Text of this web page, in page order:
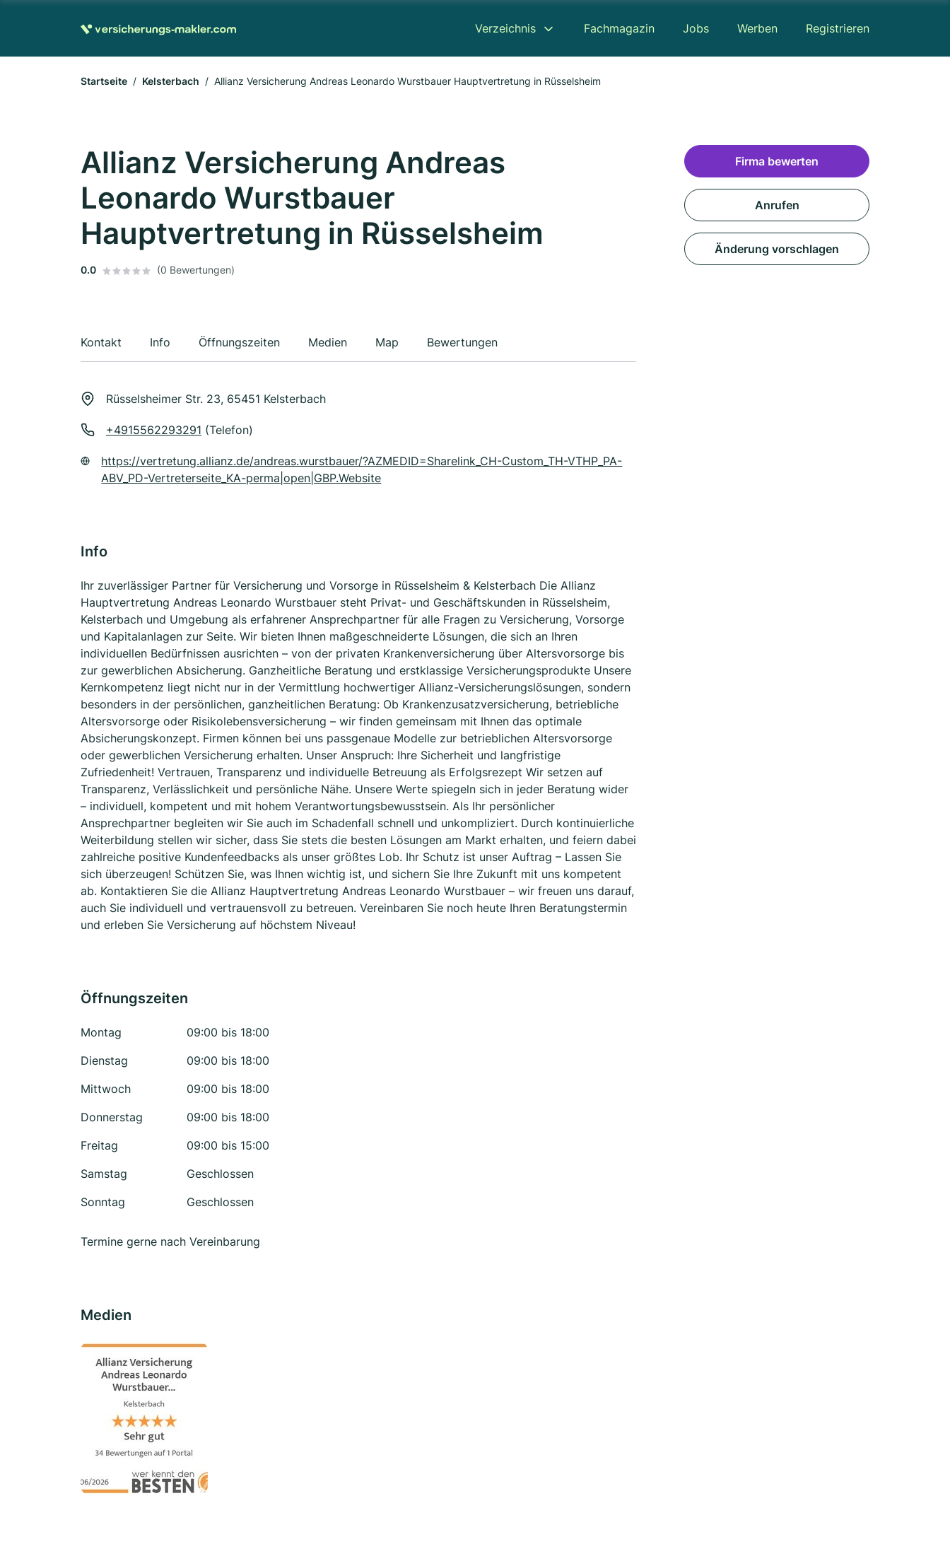
Verzeichnis Fachmagazin Jobs Werben Registrieren
Startseite Kelsterbach Allianz Versicherung Andreas Leonardo Wurstbauer Hauptvertretung in Rüsselsheim
Allianz Versicherung Andreas
Leonardo Wurstbauer
Hauptvertretung in Rüsselsheim
0.0 (0 Bewertungen)
Kontakt Info Öffnungszeiten Medien Map Bewertungen
Rüsselsheimer Str. 23, 65451 Kelsterbach
+4915562293291 (Telefon)
https://vertretung.allianz.de/andreas.wurstbauer/?AZMEDID=Sharelink_CH-Custom_TH-VTHP_PA-
ABV_PD-Vertreterseite_KA-perma|open|GBP.Website
Info
Ihr zuverlässiger Partner für Versicherung und Vorsorge in Rüsselsheim & Kelsterbach Die Allianz
Hauptvertretung Andreas Leonardo Wurstbauer steht Privat- und Geschäftskunden in Rüsselsheim,
Kelsterbach und Umgebung als erfahrener Ansprechpartner für alle Fragen zu Versicherung, Vorsorge
und Kapitalanlagen zur Seite. Wir bieten Ihnen maßgeschneiderte Lösungen, die sich an Ihren
individuellen Bedürfnissen ausrichten – von der privaten Krankenversicherung über Altersvorsorge bis
zur gewerblichen Absicherung. Ganzheitliche Beratung und erstklassige Versicherungsprodukte Unsere
Kernkompetenz liegt nicht nur in der Vermittlung hochwertiger Allianz-Versicherungslösungen, sondern
besonders in der persönlichen, ganzheitlichen Beratung: Ob Krankenzusatzversicherung, betriebliche
Altersvorsorge oder Risikolebensversicherung – wir finden gemeinsam mit Ihnen das optimale
Absicherungskonzept. Firmen können bei uns passgenaue Modelle zur betrieblichen Altersvorsorge
oder gewerblichen Versicherung erhalten. Unser Anspruch: Ihre Sicherheit und langfristige
Zufriedenheit! Vertrauen, Transparenz und individuelle Betreuung als Erfolgsrezept Wir setzen auf
Transparenz, Verlässlichkeit und persönliche Nähe. Unsere Werte spiegeln sich in jeder Beratung wider
– individuell, kompetent und mit hohem Verantwortungsbewusstsein. Als Ihr persönlicher
Ansprechpartner begleiten wir Sie auch im Schadenfall schnell und unkompliziert. Durch kontinuierliche
Weiterbildung stellen wir sicher, dass Sie stets die besten Lösungen am Markt erhalten, und feiern dabei
zahlreiche positive Kundenfeedbacks als unser größtes Lob. Ihr Schutz ist unser Auftrag – Lassen Sie
sich überzeugen! Schützen Sie, was Ihnen wichtig ist, und sichern Sie Ihre Zukunft mit uns kompetent
ab. Kontaktieren Sie die Allianz Hauptvertretung Andreas Leonardo Wurstbauer – wir freuen uns darauf,
auch Sie individuell und vertrauensvoll zu betreuen. Vereinbaren Sie noch heute Ihren Beratungstermin
und erleben Sie Versicherung auf höchstem Niveau!
Öffnungszeiten
Montag
09:00 bis 18:00
Dienstag
09:00 bis 18:00
Mittwoch
09:00 bis 18:00
Donnerstag
09:00 bis 18:00
Freitag
09:00 bis 15:00
Samstag
Geschlossen
Sonntag
Geschlossen
Termine gerne nach Vereinbarung
Medien
Firma bewerten
Anrufen
Änderung vorschlagen